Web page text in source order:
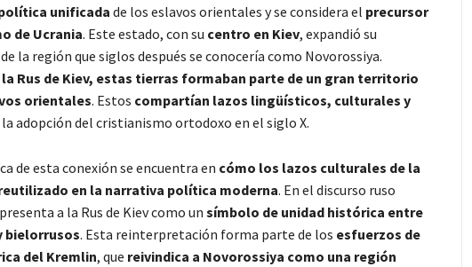
unificadade los eslavos orientales y se considera el precursor
de Ucrania. Este estado, con su centro en Kiev, expandió su
la región que siglos después se conocería como Novorossiya.
Rus de Kiev, estas tierras formaban parte de un gran territorio
orientales. Estos compartían lazos lingüísticos, culturales y
la adopción del cristianismo ortodoxo en el siglo X.
de esta conexión se encuentra en cómo los lazos culturales de la
reutilizado en la narrativa política moderna. En el discurso ruso
a la Rus de Kiev como un símbolo de unidad histórica entre
bielorrusos. Esta reinterpretación forma parte de los esfuerzos de
del Kremlin, que reivindica a Novorossiya como una región